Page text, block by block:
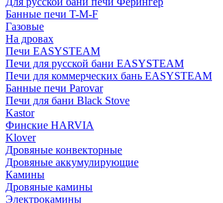
Банные печи T-M-F
Газовые
На дровах
Печи EASYSTEAM
Печи для русской бани EASYSTEAM
Печи для коммерческих бань EASYSTEAM
Банные печи Parovar
Печи для бани Black Stove
Kastor
Финские HARVIA
Klover
Дровяные конвекторные
Дровяные аккумулирующие
Камины
Дровяные камины
Электрокамины